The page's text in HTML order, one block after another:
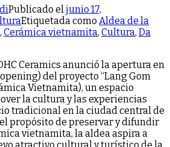
Publicado el junio 17,
Etiquetada como Aldea de la
, Cerámica vietnamita, Cultura, Da
Ceramics anunció la apertura en
del proyecto “Lang Gom
Vietnamita), un espacio
la cultura y las experiencias
tradicional en la ciudad central de
el propósito de preservar y difundir
vietnamita, la aldea aspira a
atractivo cultural y turístico de la